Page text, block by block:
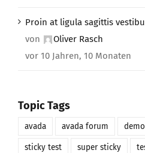
Proin at ligula sagittis
von
Oliver Rasch
vor 10 Jahren, 10 Monaten
Topic Tags
avada avada forum demo
sticky test super sticky